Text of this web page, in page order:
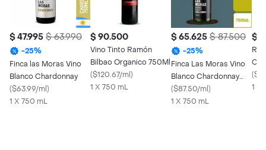
$ 47.995 $ 63.990
-25%
Finca las Moras Vino
Blanco Chardonnay
($63.99/ml)
1 X 750 mL
$ 90.500
Vino Tinto Ramón
Bilbao Organico 750Ml
($120.67/ml)
1 X 750 mL
$ 65.625 $ 87.500
-25%
Finca Las Moras Vino
Blanco Chardonnay
Barrel Select
($87.50/ml)
1 X 750 mL
$
(
1 X